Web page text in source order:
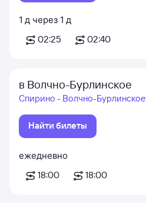
1 д через 1 д
02:25
02:40
в Волчно-Бурлинское
Спирино - Волчно-Бурлинское
Найти билеты
ежедневно
18:00
18:00